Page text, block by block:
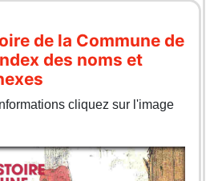
de la Commune de
des noms et
cliquez sur l'image